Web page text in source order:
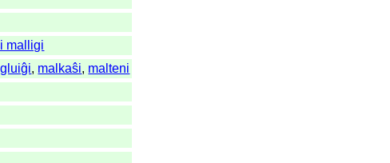
malligi
, malkaŝi, malteni